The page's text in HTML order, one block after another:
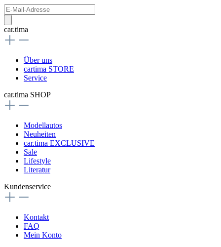
car.tima
Über uns
cartima STORE
Service
car.tima SHOP
Modellautos
Neuheiten
car.tima EXCLUSIVE
Sale
Lifestyle
Literatur
Kundenservice
Kontakt
FAQ
Mein Konto